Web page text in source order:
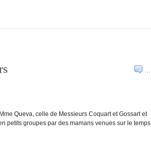
…
Queva, celle de Messieurs Coquart et Gossart et
petits groupes par des mamans venues sur le temps